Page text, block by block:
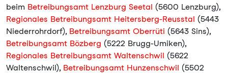
beim Betreibungsamt Lenzburg Seetal (5600 Lenzburg),
Regionales Betreibungsamt Heitersberg-Reusstal (5443
Niederrohrdorf), Betreibungsamt Oberrüti (5643 Sins),
Betreibungsamt Bözberg (5222 Brugg-Umiken),
Regionales Betreibungsamt Waltenschwil (5622
Waltenschwil), Betreibungsamt Hunzenschwil (5502